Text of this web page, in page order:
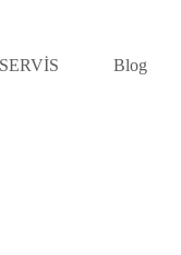
Blog